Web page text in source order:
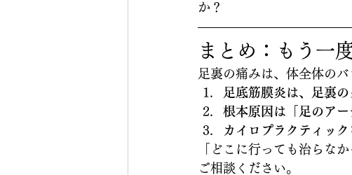
か？
まとめ：もう一
足裏の痛みは、体全体の
足底筋膜炎は、足裏
根本原因は「足のア
カイロプラクティッ
「どこに行っても治らな
ご相談ください。